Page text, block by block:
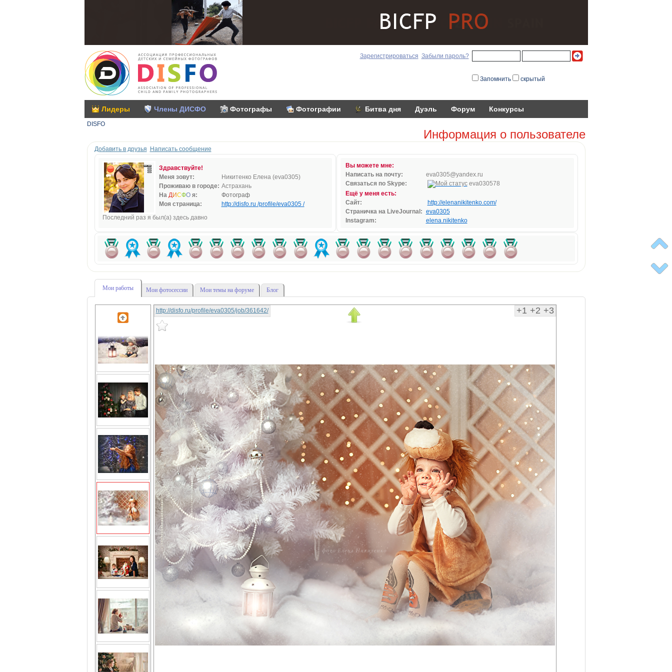
Зарегистрироваться Забыли пароль?
Запомнить скрытый
Лидеры Члены ДИСФО Фотографы Фотографии Битва дня Дуэль Форум Конкурсы
DISFO
Информация о пользователе
Добавить в друзья Написать сообщение
Здравствуйте!
Меня зовут:
Никитенко Елена (eva0305)
Проживаю в городе: Астрахань
На ДИСФОя:
Фотограф
Моя страница:
http://disfo.ru /profile/eva0305 /
Последний раз я был(а) здесь давно
Вы можете мне:
Написать на почту:
eva0305@yandex.ru
Связаться по Skype:
eva030578
Ещё у меня есть:
Сайт:
http://elenanikitenko.com/
Страничка на LiveJournal: eva0305
Instagram:
elena.nikitenko
Мои работы Мои фотосессии Мои темы на форуме Блог
+1 +2 +3
http://disfo.ru/profile/eva0305/job/361642/